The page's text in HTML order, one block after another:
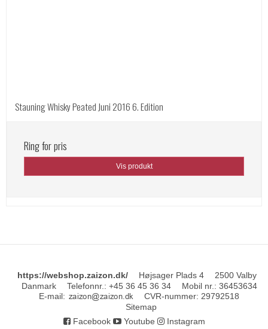
Stauning Whisky Peated Juni 2016 6. Edition
Ring for pris
Vis produkt
https://webshop.zaizon.dk/ Højsager Plads 4
2500 Valby
Danmark
Telefonnr. : +45 36 45 36 34 Mobil nr. : 36453634
E-mail: CVR-nummer: 29792518
Sitemap
Facebook
Youtube Instagram